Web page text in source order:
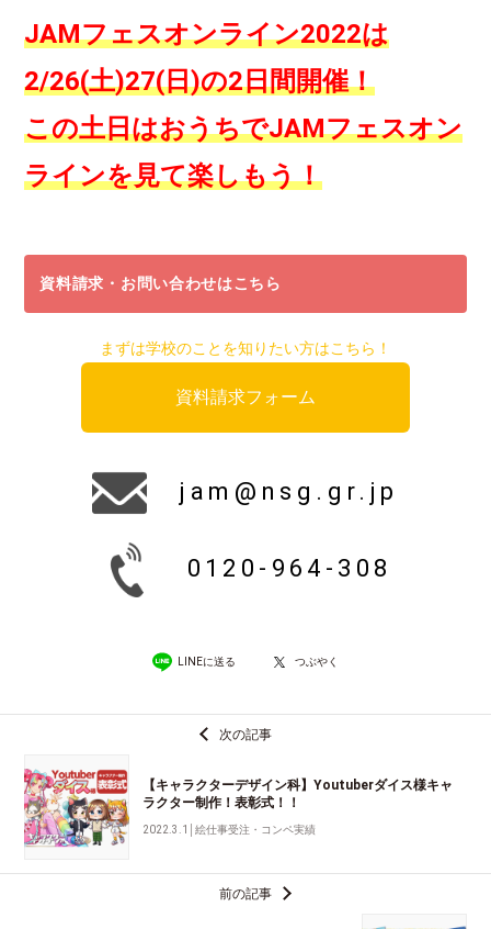
JAMフェスオンライン2022は
2/26(土)27(日)の2日間開催！
この土日はおうちでJAMフェスオン
ラインを見て楽しもう！
資料請求・お問い合わせはこちら
まずは学校のことを知りたい方はこちら！
資料請求フォーム
jam@nsg.gr.jp
0120-964-308
LINEに送る つぶやく
次の記事
【キャラクターデザイン科】Youtuberダイス様キャ
ラクター制作！表彰式！！
2022.3.1 │絵仕事受注・コンペ実績
前の記事